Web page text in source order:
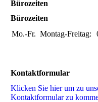
Bürozeiten
Bürozeiten
Mo.-Fr. Montag-Freitag:
Kontaktformular
Klicken Sie hier um zu
Kon­takt­for­mu­lar zu